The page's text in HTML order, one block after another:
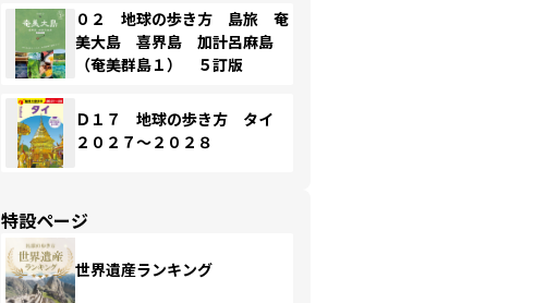
０２ 地球の歩き方 島旅 奄
美大島 喜界島 加計呂麻島
（奄美群島１） ５訂版
Ｄ１７ 地球の歩き方 タイ
２０２７～２０２８
特設ページ
世界遺産ランキング